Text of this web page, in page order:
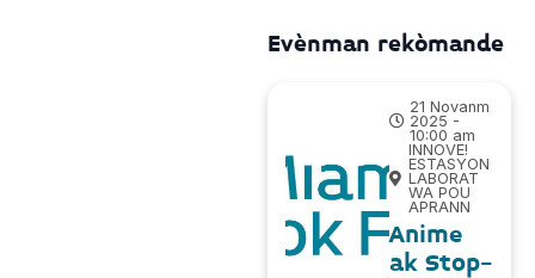
Evènman rekòmande
21 Novanm
2025 -
10:00 am
INNOVE!
ESTASYON
LABORAT
WA POU
APRANN
Anime
ak Stop-